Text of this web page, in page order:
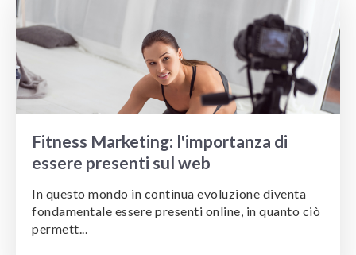
Fitness Marketing: l'importanza di
essere presenti sul web
In questo mondo in continua evoluzione diventa
fondamentale essere presenti online, in quanto ciò
permett...